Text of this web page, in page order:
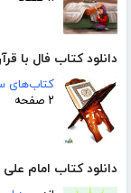
دانلود کتاب فال با
کتاب‌های
۲ صفحه
دانلود کتاب امام